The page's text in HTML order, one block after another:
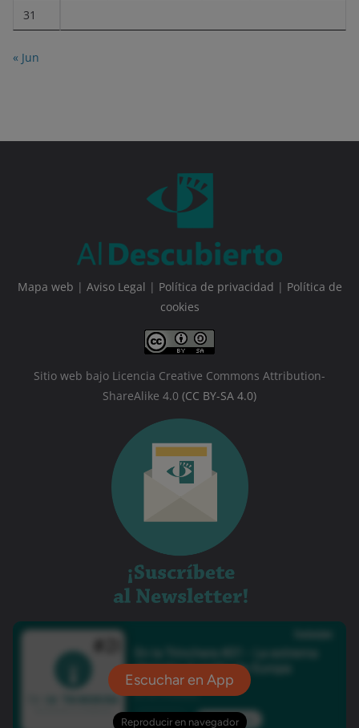
31
« Jun
Mapa web | Aviso Legal | Política de privacidad | Política de
cookies
Sitio web bajo Licencia Creative Commons Attribution-
ShareAlike 4.0 (CC BY-SA 4.0)